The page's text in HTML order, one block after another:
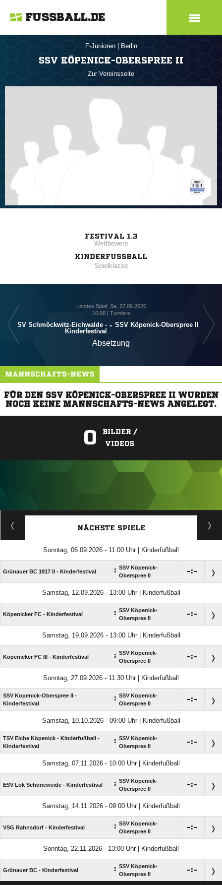
FUSSBALL.DE
F-Junioren Berlin
SSV KÖPENICK-OBERSPREE II
Zur Vereinsseite
FESTIVAL 1.3
Wettbewerb
KINDERFUSSBALL
Spielklasse
Letztes Spiel: Sa, 27.06.2026
10:00 | Turniere
SV Schmöckwitz-Eichwalde -
Kinderfestival
- SSV Köpenick-Oberspree II
Absetzung
MANNSCHAFTS-NEWS
FÜR DEN SSV KÖPENICK-OBERSPREE II WURDEN
NOCH KEINE MANNSCHAFTS-NEWS ANGELEGT.
0
BILDER /
VIDEOS
ANZEIGE
NÄCHSTE SPIELE
Sonntag, 06.09.2026 - 11:00 Uhr | Kinderfußball
Grünauer BC 1917 II - Kinderfestival : SSV Köpenick-
Oberspree II
:
Samstag, 12.09.2026 - 13:00 Uhr | Kinderfußball
Köpenicker FC - Kinderfestival : SSV Köpenick-
Oberspree II
:
Samstag, 19.09.2026 - 13:00 Uhr | Kinderfußball
Köpenicker FC III - Kinderfestival : SSV Köpenick-
Oberspree II
:
Sonntag, 27.09.2026 - 11:30 Uhr | Kinderfußball
SSV Köpenick-Oberspree II -
Kinderfestival
: SSV Köpenick-
Oberspree II
:
Samstag, 10.10.2026 - 09:00 Uhr | Kinderfußball
TSV Eiche Köpenick - Kinderfußball -
Kinderfestival
: SSV Köpenick-
Oberspree II
:
Samstag, 07.11.2026 - 10:00 Uhr | Kinderfußball
ESV Lok Schöneweide - Kinderfestival : SSV Köpenick-
Oberspree II
:
Samstag, 14.11.2026 - 09:00 Uhr | Kinderfußball
VSG Rahnsdorf - Kinderfestival : SSV Köpenick-
Oberspree II
:
Sonntag, 22.11.2026 - 13:00 Uhr | Kinderfußball
Grünauer BC - Kinderfestival : SSV Köpenick-
Oberspree II
: